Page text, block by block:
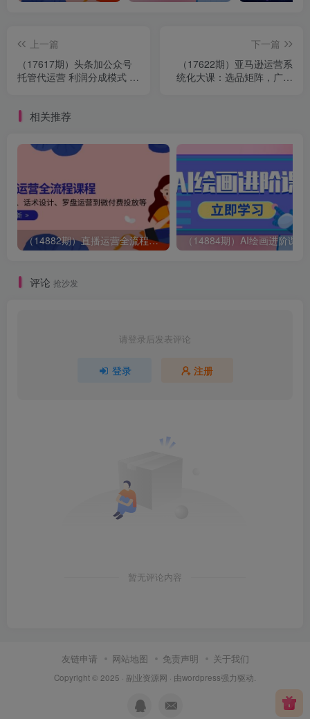
上一篇
（17617期）头条加公众号
托管代运营 利润分成模式 轻
下一篇
（17622期）亚马逊运营系
统化大课：选品矩阵，广告
相关推荐
（14882期）直播运营全流程课程-5月更新：从起号、话术设计、罗盘运营到微付费投放等
评论 抢沙发
请登录后发表评论
登录 注册
暂无评论内容
友链申请 网站地图 免责声明 关于我们
Copyright © 2025 · 副业资源网 · 由wordpress强力驱动.